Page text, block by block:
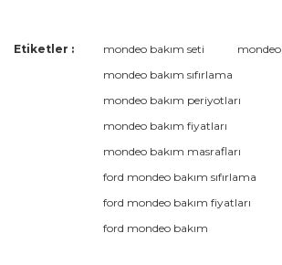
Bu ürüne ilk yorumu siz
Yorum Yaz
Bu ürünün fiyat bilgisi, resim, ürün
kullanarak tarafımıza iletebilirsiniz.
Görüş ve önerileriniz için teşekkür ederiz.
Ürün resmi kalitesiz, bozuk veya
Etiketler : mondeo bakım seti
mondeo bakım sıfırlama
mondeo bakım periyotları
mondeo bakım fiyatları
mondeo bakım masrafları
ford mondeo bakım sıfırlama
ford mondeo bakım fiyatları
ford mondeo bakım